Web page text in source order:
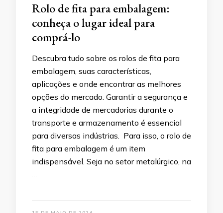
Rolo de fita para embalagem:
conheça o lugar ideal para
comprá-lo
Descubra tudo sobre os rolos de fita para
embalagem, suas características,
aplicações e onde encontrar as melhores
opções do mercado. Garantir a segurança e
a integridade de mercadorias durante o
transporte e armazenamento é essencial
para diversas indústrias. Para isso, o rolo de
fita para embalagem é um item
indispensável. Seja no setor metalúrgico, na
…